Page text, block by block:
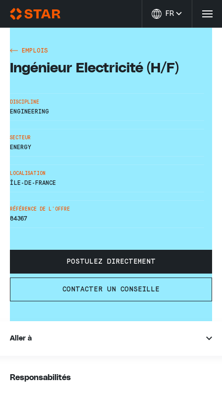
FR
Votre carrières
Qui sommes-nous
Contact
STAR Portal
part of The Specialist Group
EMPLOIS
Ingénieur Electricité (H/F)
DISCIPLINE
ENGINEERING
SECTEUR
ENERGY
LOCALISATION
ÎLE-DE-FRANCE
RÉFÉRENCE DE L'OFFRE
84367
POSTULEZ DIRECTEMENT
CONTACTER UN CONSEILLE
Aller à
Responsabilités